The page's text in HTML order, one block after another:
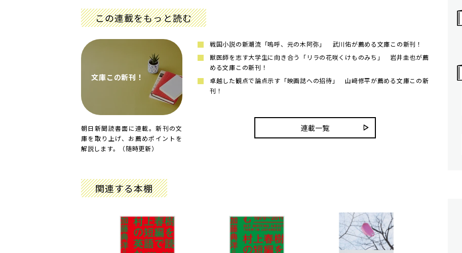
この連載をもっと読む
文庫この新刊！
朝日新聞読書面に連載。新刊の文
庫を取り上げ、お薦めポイントを
解説します。（随時更新）
戦国小説の新潮流「嗚呼、元の木阿弥」 武川佑が薦める文庫この新刊！
獣医師を志す大学生に向き合う「リラの花咲くけものみち」 岩井圭也が薦
める文庫この新刊！
卓越した観点で論点示す「映画誌への招待」 山﨑修平が薦める文庫この新
刊！
連載一覧
関連する本棚